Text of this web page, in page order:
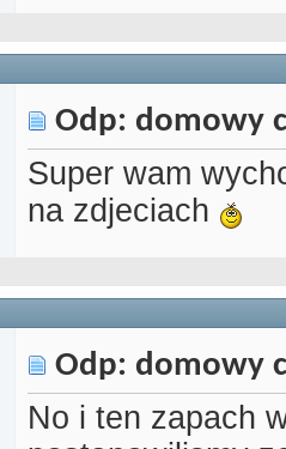
Odp: domowy
Super wam
na zdjeciach
Odp: domowy
No i ten zapach